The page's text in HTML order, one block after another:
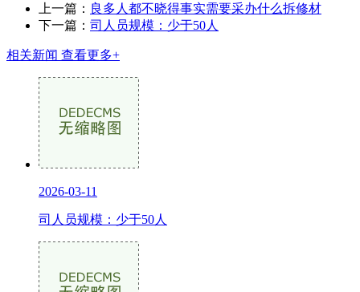
上一篇： 良多人都不晓得事实需要采办什么拆修材
下一篇： 司人员规模：少于50人
相关新闻 查看更多+
2026-03-11
司人员规模：少于50人